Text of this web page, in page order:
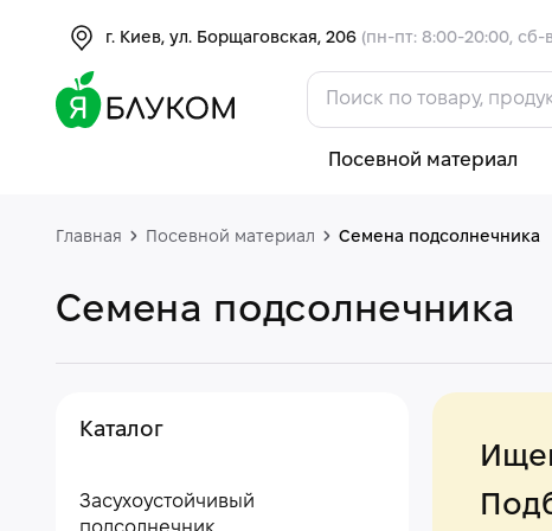
г. Киев, ул. Борщаговская, 206 (пн-пт: 8:00-20:00, сб-
Посевной материал
Главная Посевной материал Семена подсолнечника
Семена подсолнечника
Каталог
Засухоустойчивый